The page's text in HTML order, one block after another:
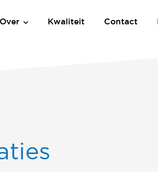
Over Kwaliteit Contact